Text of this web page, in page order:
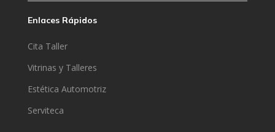
Enlaces Rápidos
Cita Taller
Vitrinas y Talleres
Estética Automotriz
Serviteca